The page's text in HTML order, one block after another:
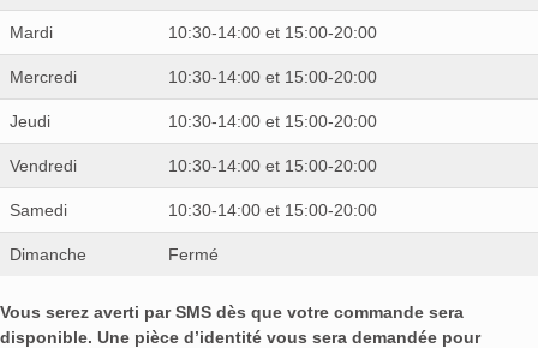
Mardi 10:30-14:00 et 15:00-20:00
Mercredi 10:30-14:00 et 15:00-20:00
Jeudi 10:30-14:00 et 15:00-20:00
Vendredi 10:30-14:00 et 15:00-20:00
Samedi 10:30-14:00 et 15:00-20:00
Dimanche Fermé
Vous serez averti par SMS dès que votre commande sera
disponible. Une pièce d’identité vous sera demandée pour